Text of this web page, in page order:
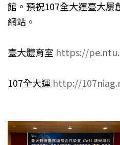
館。預祝107全大運臺大屢
網站。
臺大體育室 https://
107全大運 http://